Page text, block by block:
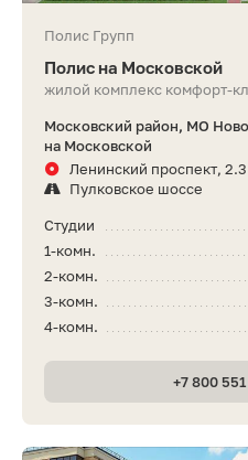
Полис Групп
Полис на Московской
жилой комплекс комфорт-
Московский район, МО
на Московской
Ленинский проспект,
Пулковское шоссе
Студии
1-комн.
2-комн.
3-комн.
4-комн.
+7 800 551